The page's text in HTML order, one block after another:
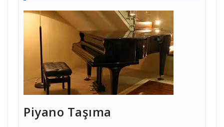
Piyano Taşıma